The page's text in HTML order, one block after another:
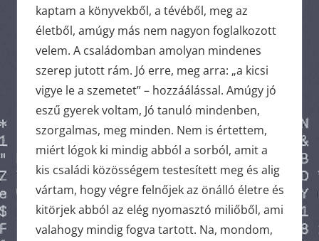
kaptam a könyvekből, a tévéből, meg az
életből, amúgy más nem nagyon foglalkozott
velem. A családomban amolyan mindenes
szerep jutott rám. Jó erre, meg arra: „a kicsi
vigye le a szemetet” – hozzáálással. Amúgy jó
eszű gyerek voltam, Jó tanuló mindenben,
szorgalmas, meg minden. Nem is értettem,
miért lógok ki mindig abból a sorból, amit a
kis családi közösségem testesített meg és alig
vártam, hogy végre felnőjek az önálló életre és
kitörjek abból az elég nyomasztó miliőből, ami
valahogy mindig fogva tartott. Na, mondom,